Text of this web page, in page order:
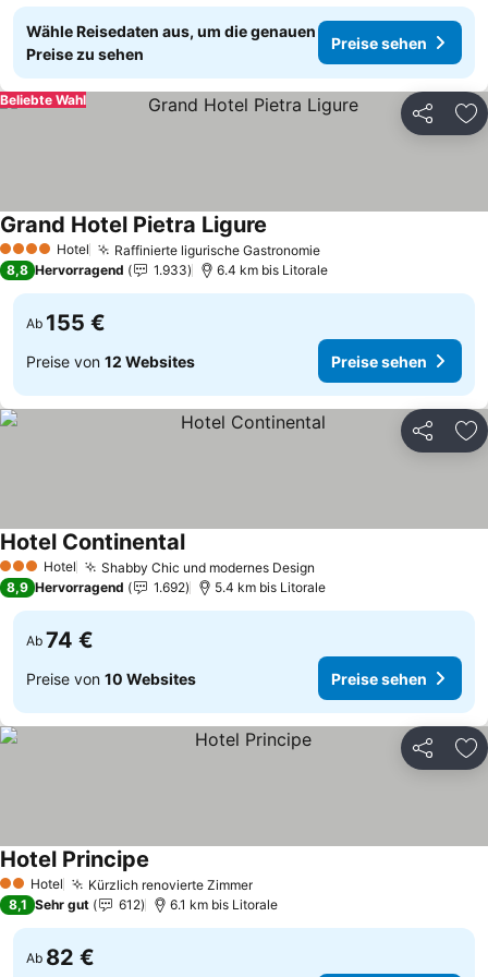
Wähle Reisedaten aus, um die genauen
Preise zu sehen
Preise sehen
Teilen
Beliebte Wahl
4 Sterne Hotel Raffinierte ligurische GastronomiePreise sehen
Grand Hotel Pietra Ligure
8,8 Hervorragend 1.933 6.4 km bis Litorale
Ab 155 €
Preise von 12 Websites Preise sehen
Teilen
3 SterneHotel Shabby Chic und modernes Design
Hotel ContinentalPreise sehen
8,9 Hervorragend 1.692 5.4 km bis Litorale
Ab 74 €
Preise von 10 Websites Preise sehen
Teilen
2 Sterne
Hotel Kürzlich renovierte ZimmerPreise sehen
Hotel Principe
8,1 Sehr gut 612 6.1 km bis Litorale
Ab 82 €